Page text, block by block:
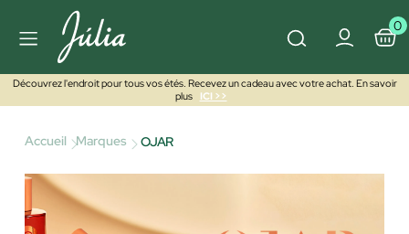
0
Découvrez l'endroit pour tous vos étés. Recevez un cadeau avec votre achat. En savoir
plus
ICI >>
Accueil Marques OJAR